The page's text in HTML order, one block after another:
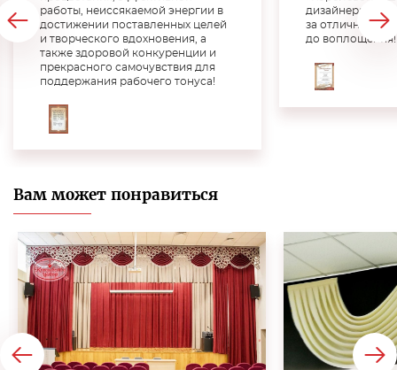
работы, неиссякаемой энергии в
достижении поставленных целей
и творческого вдохновения, а
также здоровой конкуренции и
прекрасного самочувствия для
поддержания рабочего тонуса!
дизайнера
за отличную
до
Вам может понравиться